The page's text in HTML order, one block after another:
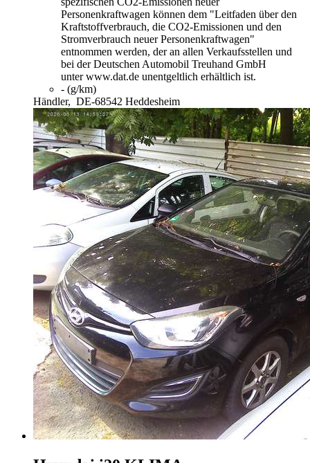
Personenkraftwagen können dem "Leitfaden über den
Kraftstoffverbrauch, die CO2-Emissionen und den
Stromverbrauch neuer Personenkraftwagen"
entnommen werden, der an allen Verkaufsstellen und
bei der Deutschen Automobil Treuhand GmbH
unter www.dat.de unentgeltlich erhältlich ist.
- (g/km)
Händler, DE-68542 Heddesheim